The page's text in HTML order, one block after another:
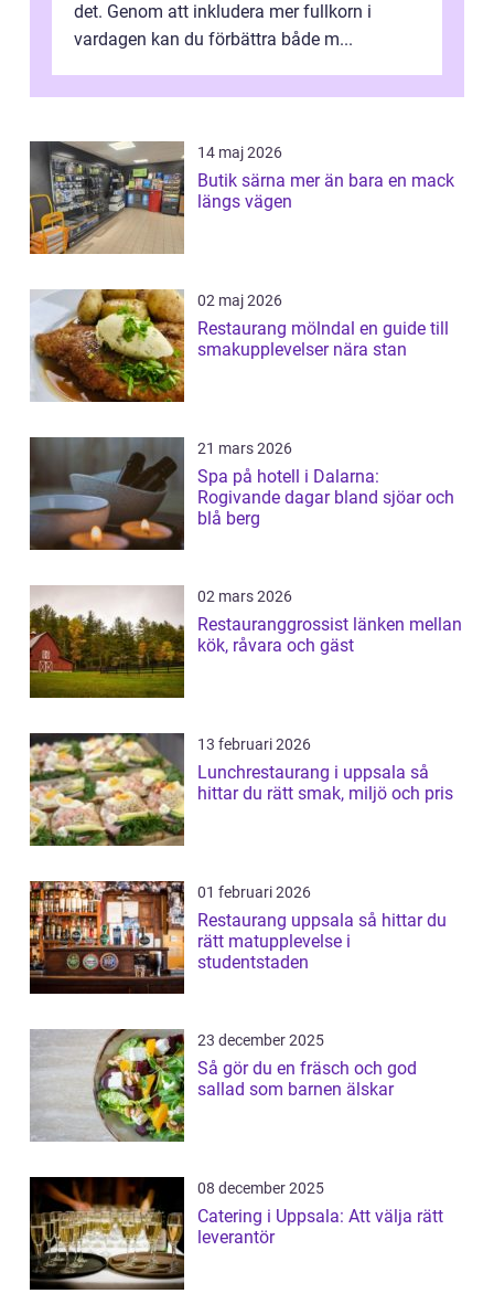
det. Genom att inkludera mer fullkorn i
vardagen kan du förbättra både m...
14 maj 2026
Butik särna mer än bara en mack
längs vägen
02 maj 2026
Restaurang mölndal en guide till
smakupplevelser nära stan
21 mars 2026
Spa på hotell i Dalarna:
Rogivande dagar bland sjöar och
blå berg
02 mars 2026
Restauranggrossist länken mellan
kök, råvara och gäst
13 februari 2026
Lunchrestaurang i uppsala så
hittar du rätt smak, miljö och pris
01 februari 2026
Restaurang uppsala så hittar du
rätt matupplevelse i
studentstaden
23 december 2025
Så gör du en fräsch och god
sallad som barnen älskar
08 december 2025
Catering i Uppsala: Att välja rätt
leverantör